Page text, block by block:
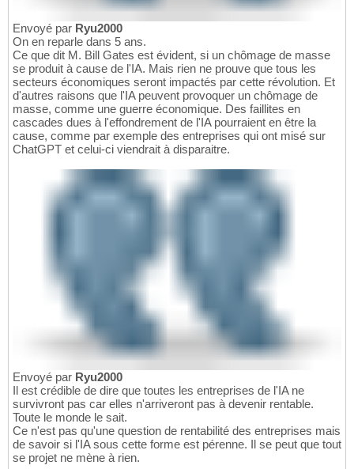
Envoyé par Ryu2000
On en reparle dans 5 ans.
Ce que dit M. Bill Gates est évident, si un chômage de masse
se produit à cause de l'IA. Mais rien ne prouve que tous les
secteurs économiques seront impactés par cette révolution. Et
d'autres raisons que l'IA peuvent provoquer un chômage de
masse, comme une guerre économique. Des faillites en
cascades dues à l'effondrement de l'IA pourraient en être la
cause, comme par exemple des entreprises qui ont misé sur
ChatGPT et celui-ci viendrait à disparaitre.
Envoyé par Ryu2000
Il est crédible de dire que toutes les entreprises de l'IA ne
survivront pas car elles n'arriveront pas à devenir rentable.
Toute le monde le sait.
Ce n'est pas qu'une question de rentabilité des entreprises mais
de savoir si l'IA sous cette forme est pérenne. Il se peut que tout
se projet ne mène à rien.